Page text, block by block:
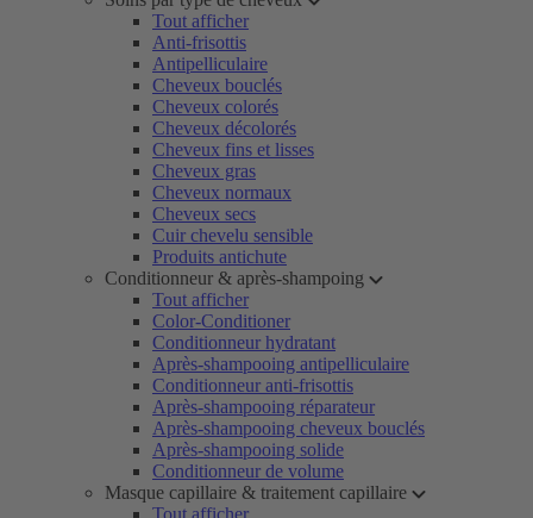
Tout afficher
Anti-frisottis
Antipelliculaire
Cheveux bouclés
Cheveux colorés
Cheveux décolorés
Cheveux fins et lisses
Cheveux gras
Cheveux normaux
Cheveux secs
Cuir chevelu sensible
Produits antichute
Conditionneur & après-shampoing
Tout afficher
Color-Conditioner
Conditionneur hydratant
Après-shampooing antipelliculaire
Conditionneur anti-frisottis
Après-shampooing réparateur
Après-shampooing cheveux bouclés
Après-shampooing solide
Conditionneur de volume
Masque capillaire & traitement capillaire
Tout afficher